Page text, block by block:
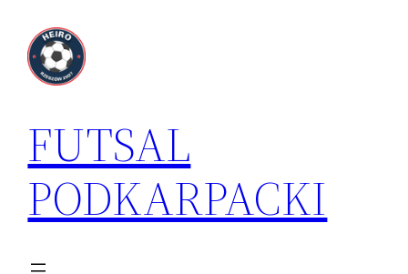
treści
FUTSAL
PODKARPACKI